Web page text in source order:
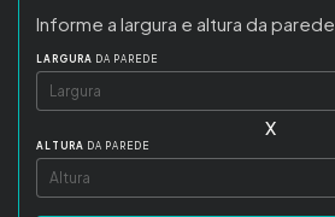
Informe a largura e altura da parede
LARGURA DA PAREDE
x
ALTURA DA PAREDE